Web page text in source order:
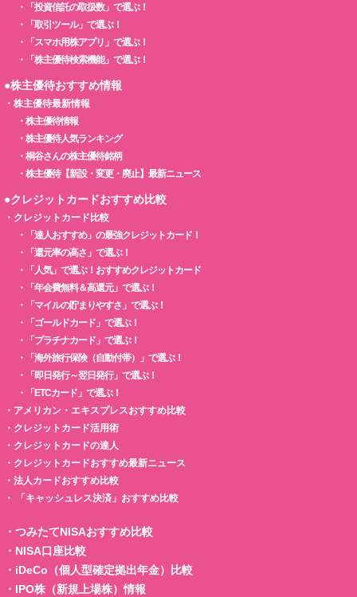
・
「投資信託の取扱数」で選ぶ！
・
「取引ツール」で選ぶ！
・
「スマホ用株アプリ」で選ぶ！
・
「株主優待検索機能」で選ぶ！
●株主優待おすすめ情報
・ 株主優待最新情報
・ 株主優待情報
・ 株主優待人気ランキング
・ 桐谷さんの株主優待銘柄
・ 株主優待【新設・変更・廃止】最新ニュース
●クレジットカードおすすめ比較
・ クレジットカード比較
・
「達人おすすめ」の最強クレジットカード！
・
「還元率の高さ」で選ぶ！
・
「人気」で選ぶ！おすすめクレジットカード
・
「年会費無料＆高還元」で選ぶ！
・
「マイルの貯まりやすさ」で選ぶ！
・
「ゴールドカード」で選ぶ！
・
「プラチナカード」で選ぶ！
・
「海外旅行保険（自動付帯）」で選ぶ！
・
「即日発行～翌日発行」で選ぶ！
・
「ETCカード」で選ぶ！
・ アメリカン・エキスプレスおすすめ比較
・ クレジットカード活用術
・ クレジットカードの達人
・ クレジットカードおすすめ最新ニュース
・ 法人カードおすすめ比較
・
「キャッシュレス決済」おすすめ比較
・ つみたてNISAおすすめ比較
・ NISA口座比較
・ iDeCo（個人型確定拠出年金）比較
・ IPO株（新規上場株）情報